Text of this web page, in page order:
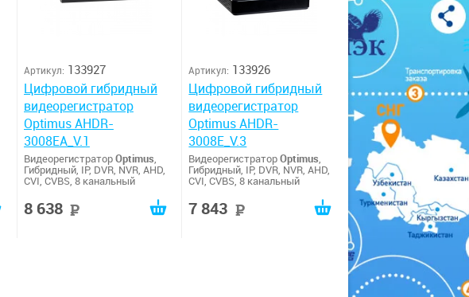
Артикул: 133927
Цифровой гибридный
видеорегистратор
Optimus AHDR-
3008EA_V.1
ВидеорегистраторOptimus,
Гибридный, IP, DVR, NVR, AHD,
CVI, CVBS, 8 канальный
8 638
Артикул: 133926
Цифровой гибридный
видеорегистратор
Optimus AHDR-
3008E_V.3
ВидеорегистраторOptimus,
Гибридный, IP, DVR, NVR, AHD,
CVI, CVBS, 8 канальный
7 843